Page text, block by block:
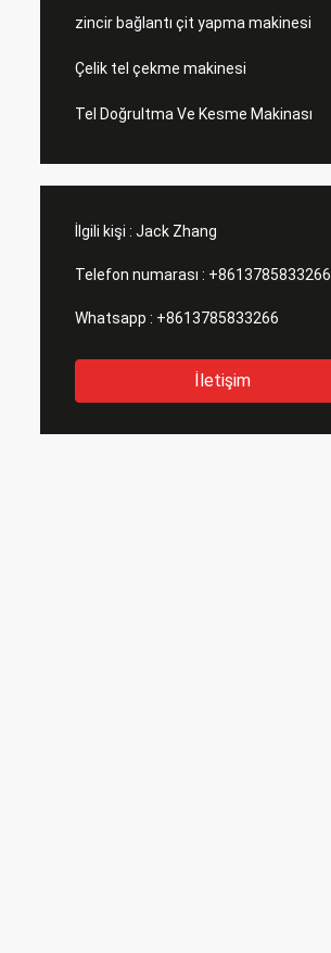
zincir bağlantı çit yapma makinesi
Çelik tel çekme makinesi
Tel Doğrultma Ve Kesme Makinası
İlgili kişi : Jack Zhang
Telefon numarası : +8613785833266
Whatsapp : +8613785833266
İletişim